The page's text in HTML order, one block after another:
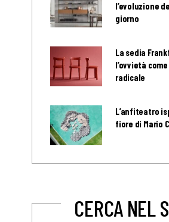
l’evoluzione
giorno
La sedia
l’ovvietà
radicale
L’anfiteatro
fiore di Mario
CERCA NEL